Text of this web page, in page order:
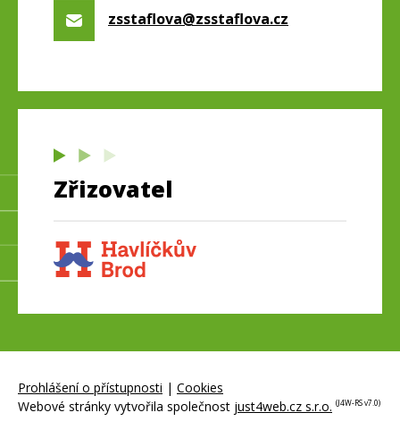
zsstaflova@zsstaflova.cz
Zřizovatel
Prohlášení o přístupnosti | Cookies
Webové stránky vytvořila společnost just4web.cz s.r.o. (J4W-RS v7.0)